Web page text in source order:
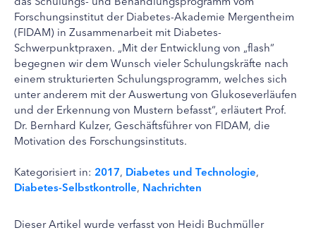
Forschungsinstitut der Diabetes-Akademie Mergentheim
(FIDAM) in Zusammenarbeit mit Diabetes-
Schwerpunktpraxen. „Mit der Entwicklung von „flash“
begegnen wir dem Wunsch vieler Schulungskräfte nach
einem strukturierten Schulungsprogramm, welches sich
unter anderem mit der Auswertung von Glukoseverläufen
und der Erkennung von Mustern befasst“, erläutert Prof.
Dr. Bernhard Kulzer, Geschäftsführer von FIDAM, die
Motivation des Forschungsinstituts.
Kategorisiert in: 2017, Diabetes und Technologie,
Diabetes-Selbstkontrolle, Nachrichten
Dieser Artikel wurde verfasst von Heidi Buchmüller